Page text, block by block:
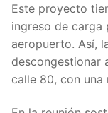
Este proyecto
ingreso de carga
aeropuerto. Así,
descongestionar
calle 80, con una